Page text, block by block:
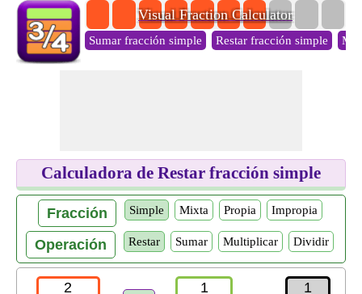
Visual Fraction Calculator
Sumar fracción simple Restar fracción simple
Calculadora de Restar fracción simple
Fracción Simple Mixta Propia Impropia
Operación Restar Sumar Multiplicar Dividir